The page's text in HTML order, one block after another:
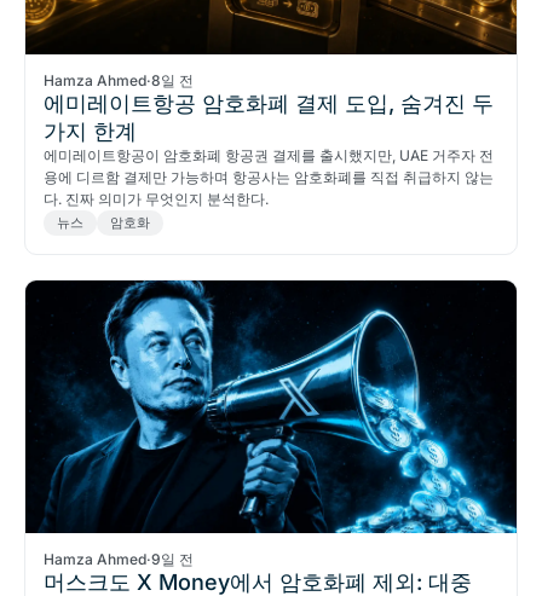
Hamza Ahmed·8일 전
에미레이트항공 암호화폐 결제 도입, 숨겨진 두
가지 한계
에미레이트항공이 암호화폐 항공권 결제를 출시했지만, UAE 거주자 전
용에 디르함 결제만 가능하며 항공사는 암호화폐를 직접 취급하지 않는
다. 진짜 의미가 무엇인지 분석한다.
뉴스 암호화
Hamza Ahmed·9일 전
머스크도 X Money에서 암호화폐 제외: 대중